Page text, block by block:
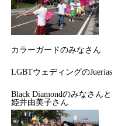
カラーガードのみなさん
LGBTウェディングのJuerias
Black Diamondのみなさんと
姫井由美子さん